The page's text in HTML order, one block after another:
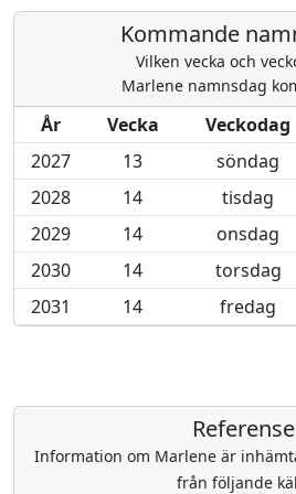
Kommande
Vilken vecka och
Marlene namnsdag
År Vecka Veckodag
2027
13 söndag
2028
14 tisdag
2029
14 onsdag
2030
14 torsdag
2031
14 fredag
Information om Marlene är
från följande